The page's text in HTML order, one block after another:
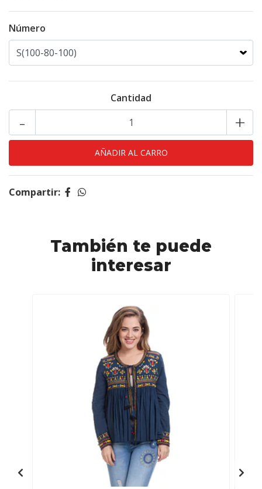
Número
Cantidad
+
-
Compartir:
También te puede
interesar